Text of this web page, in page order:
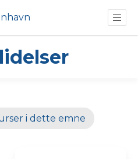
i dette emne